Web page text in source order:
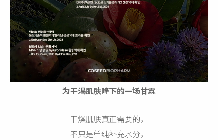
为干渴肌肤降下的一场甘霖
干燥肌肤真正需要的，
不只是单纯补充水分，